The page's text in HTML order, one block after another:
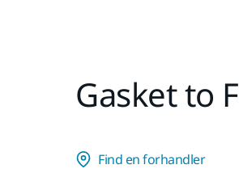
Gasket to
Find en forhandler